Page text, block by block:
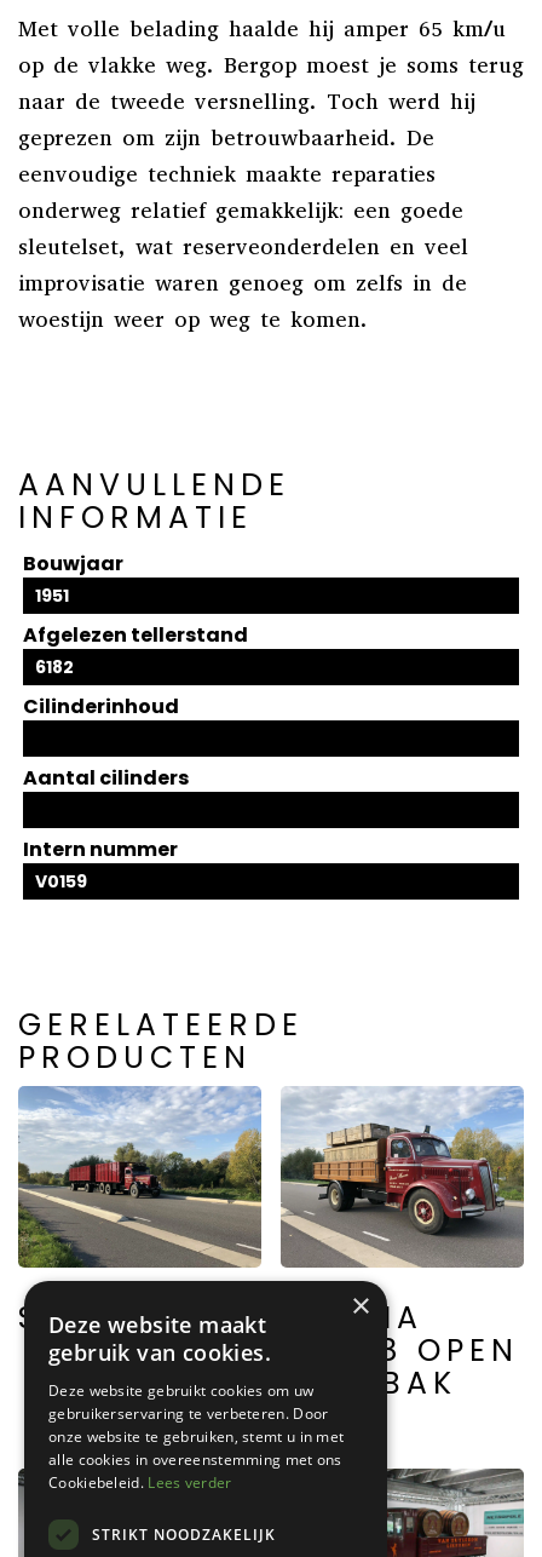
Met volle belading haalde hij amper 65 km/u
op de vlakke weg. Bergop moest je soms terug
naar de tweede versnelling. Toch werd hij
geprezen om zijn betrouwbaarheid. De
eenvoudige techniek maakte reparaties
onderweg relatief gemakkelijk: een goede
sleutelset, wat reserveonderdelen en veel
improvisatie waren genoeg om zelfs in de
woestijn weer op weg te komen.
AANVULLENDE
INFORMATIE
Bouwjaar
1951
Afgelezen tellerstand
6182
Cilinderinhoud
Aantal cilinders
Intern nummer
V0159
GERELATEERDE
PRODUCTEN
SCANIA L61 LANCIA
CP/48 OPEN
LAADBAK
×
Deze website maakt
gebruik van cookies.
Deze website gebruikt cookies om uw
gebruikerservaring te verbeteren. Door
onze website te gebruiken, stemt u in met
alle cookies in overeenstemming met ons
Cookiebeleid. Lees verder
STRIKT NOODZAKELIJK